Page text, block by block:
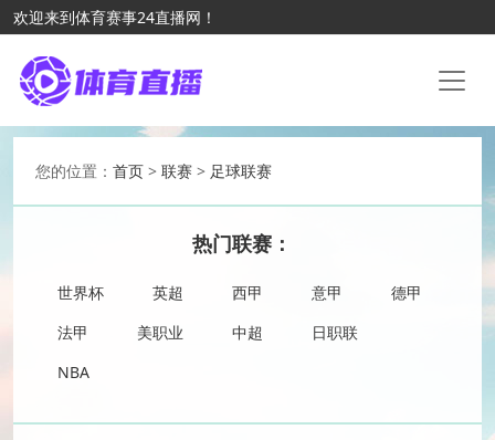
欢迎来到体育赛事24直播网！
您的位置： 首页 > 联赛 > 足球联赛
热门联赛：
世界杯 英超 西甲 意甲
德甲
法甲
美职业 中超
日职联
NBA